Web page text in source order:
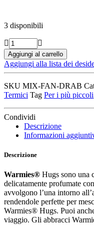
3 disponibili
MINI
PELUCHE
TERMICO
-
quantità
Aggiungi al carrello
Aggiungi alla lista dei
SKU MIX-FAN-DRAB
Termici Tag Per i più piccoli
Condividi
Descrizione
Informazioni
Descrizione
Warmies® Hugs sono una
delicatamente profumate
avvolgono l’una intorno
rendendole perfette per
Warmies® Hugs. Puoi
viaggio. Gli abbracci